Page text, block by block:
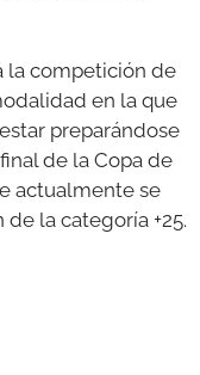
la competición de
en la que
preparándose
de la Copa de
actualmente se
la categoría +25.